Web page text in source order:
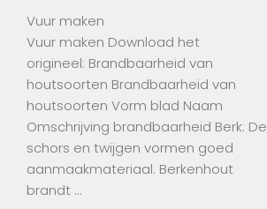
Vuur maken
Vuur maken Download het
origineel: Brandbaarheid van
houtsoorten Brandbaarheid van
houtsoorten Vorm blad Naam
Omschrijving brandbaarheid Berk: De
schors en twijgen vormen goed
aanmaakmateriaal. Berkenhout
brandt …